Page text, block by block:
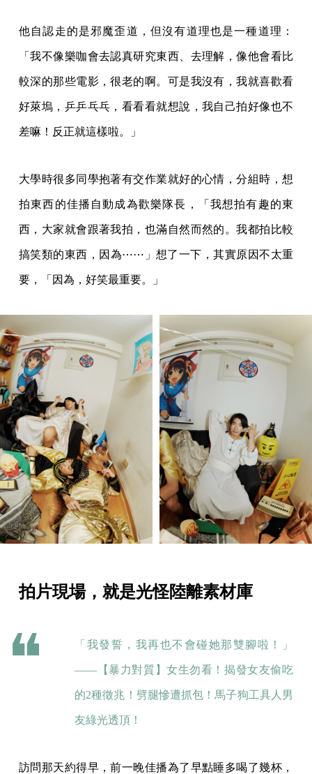
他自認走的是邪魔歪道，但沒有道理也是一種道理：
「我不像樂咖會去認真研究東西、去理解，像他會看比
較深的那些電影，很老的啊。可是我沒有，我就喜歡看
好萊塢，乒乒乓乓，看看看就想說，我自己拍好像也不
差嘛！反正就這樣啦。」
大學時很多同學抱著有交作業就好的心情，分組時，想
拍東西的佳播自動成為歡樂隊長，「我想拍有趣的東
西，大家就會跟著我拍，也滿自然而然的。我都拍比較
搞笑類的東西，因為⋯⋯」想了一下，其實原因不太重
要，「因為，好笑最重要。」
拍片現場，就是光怪陸離素材庫
「我發誓，我再也不會碰她那雙腳啦！」
—— 【暴力對質】女生勿看！揭發女友偷吃
的2種徵兆！劈腿慘遭抓包！馬子狗工具人男
友綠光透頂！
訪問那天約得早，前一晚佳播為了早點睡多喝了幾杯，